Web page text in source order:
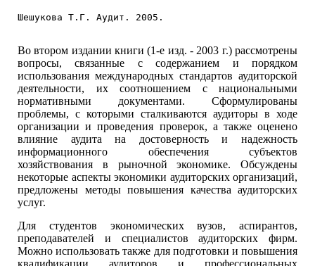
Шешукова Т.Г. Аудит. 2005.
Во втором издании книги (1-е изд. - 2003 г.) рассмотрены
вопросы, связанные с содержанием и порядком
использования международных стандартов аудиторской
деятельности, их соотношением с национальными
нормативными документами. Сформулированы
проблемы, с которыми сталкиваются аудиторы в ходе
организации и проведения проверок, а также оценено
влияние аудита на достоверность и надежность
информационного обеспечения субъектов
хозяйствования в рыночной экономике. Обсуждены
некоторые аспекты экономики аудиторских организаций,
предложены методы повышения качества аудиторских
услуг.
Для студентов экономических вузов, аспирантов,
преподавателей и специалистов аудиторских фирм.
Можно использовать также для подготовки и повышения
квалификации аудиторов и профессиональных